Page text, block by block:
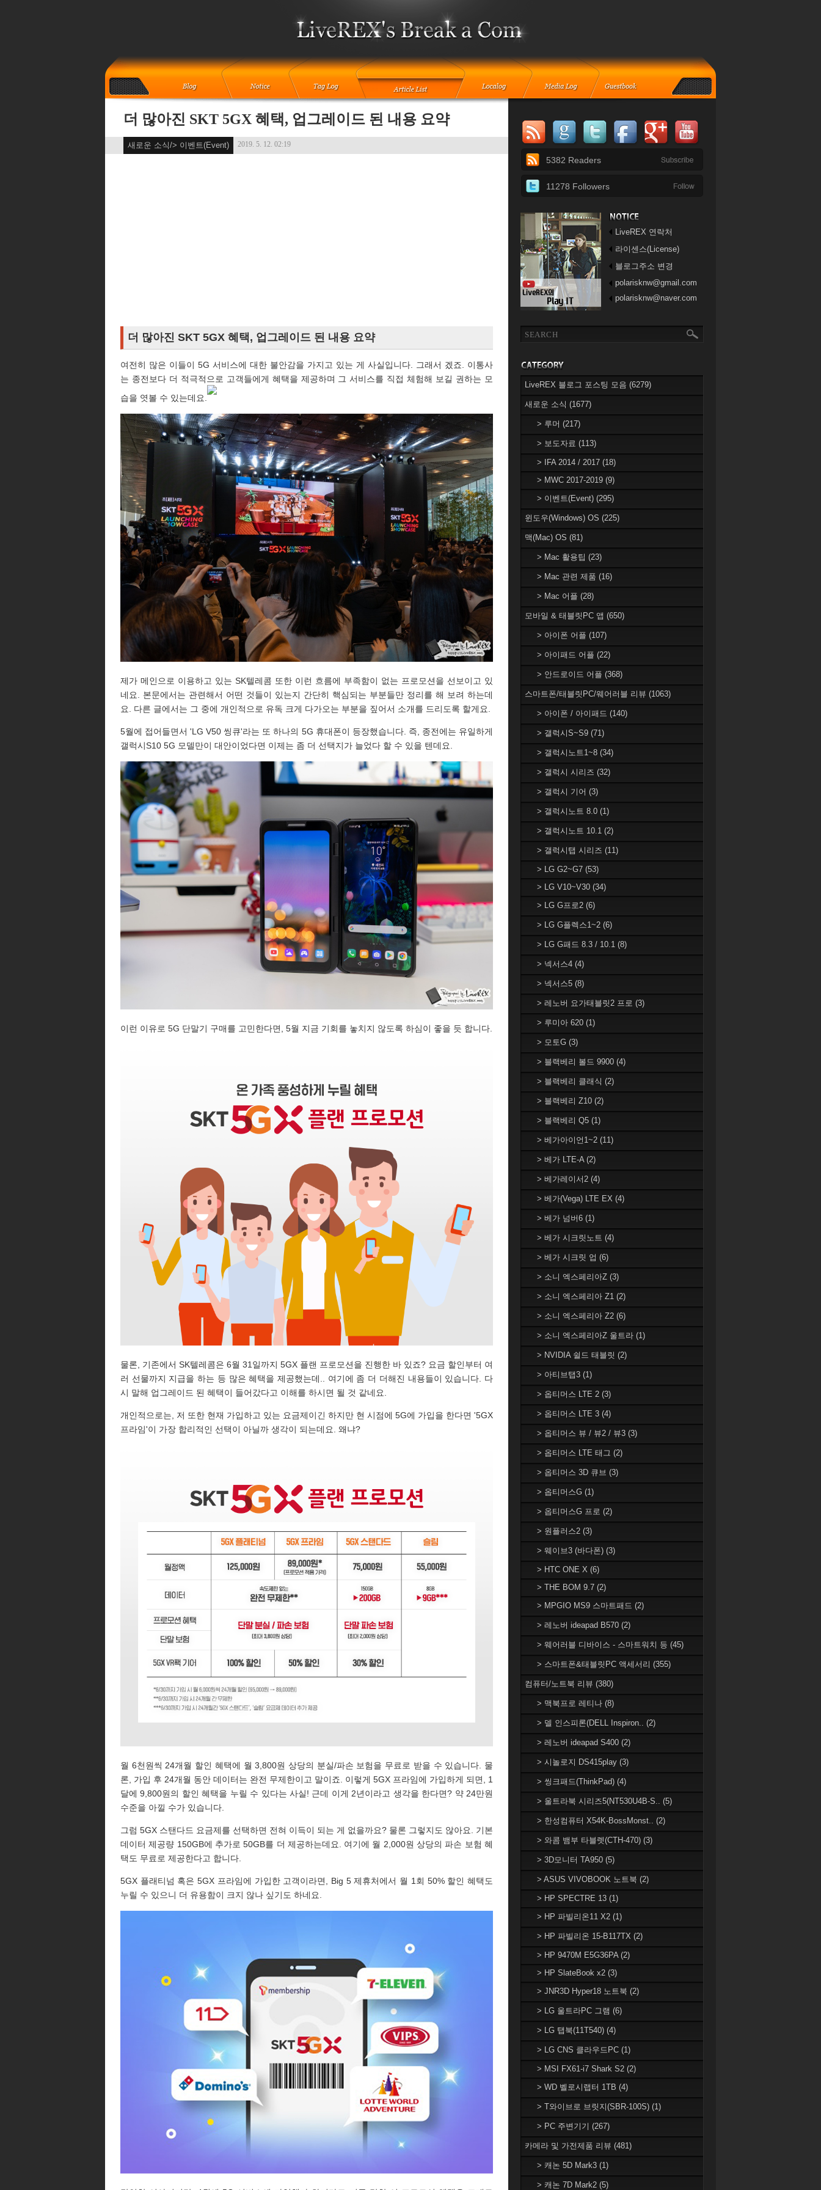
더 많아진 SKT 5GX 혜택, 업그레이드 된 내용 요약
새로운 소식/> 이벤트(Event) 2019. 5. 12. 02:19
더 많아진 SKT 5GX 혜택, 업그레이드 된 내용 요약
여전히 많은 이들이 5G 서비스에 대한 불안감을 가지고 있는 게 사실입니다. 그래서 겠죠. 이통사
는 종전보다 더 적극적으로 고객들에게 혜택을 제공하며 그 서비스를 직접 체험해 보길 권하는 모
습을 엿볼 수 있는데요.
제가 메인으로 이용하고 있는 SK텔레콤 또한 이런 흐름에 부족함이 없는 프로모션을 선보이고 있
네요. 본문에서는 관련해서 어떤 것들이 있는지 간단히 핵심되는 부분들만 정리를 해 보려 하는데
요. 다른 글에서는 그 중에 개인적으로 유독 크게 다가오는 부분을 짚어서 소개를 드리도록 할게요.
5월에 접어들면서 'LG V50 씽큐'라는 또 하나의 5G 휴대폰이 등장했습니다. 즉, 종전에는 유일하게
갤럭시S10 5G 모델만이 대안이었다면 이제는 좀 더 선택지가 늘었다 할 수 있을 텐데요.
이런 이유로 5G 단말기 구매를 고민한다면, 5월 지금 기회를 놓치지 않도록 하심이 좋을 듯 합니다.
물론, 기존에서 SK텔레콤은 6월 31일까지 5GX 플랜 프로모션을 진행한 바 있죠? 요금 할인부터 여
러 선물까지 지급을 하는 등 많은 혜택을 제공했는데.. 여기에 좀 더 더해진 내용들이 있습니다. 다
시 말해 업그레이드 된 혜택이 들어갔다고 이해를 하시면 될 것 같네요.
개인적으로는, 저 또한 현재 가입하고 있는 요금제이긴 하지만 현 시점에 5G에 가입을 한다면 '5GX
프라임'이 가장 합리적인 선택이 아닐까 생각이 되는데요. 왜냐?
월 6천원씩 24개월 할인 혜택에 월 3,800원 상당의 분실/파손 보험을 무료로 받을 수 있습니다. 물
론, 가입 후 24개월 동안 데이터는 완전 무제한이고 말이죠. 이렇게 5GX 프라임에 가입하게 되면, 1
달에 9,800원의 할인 혜택을 누릴 수 있다는 사실! 근데 이게 2년이라고 생각을 한다면? 약 24만원
수준을 아낄 수가 있습니다.
그럼 5GX 스탠다드 요금제를 선택하면 전혀 이득이 되는 게 없을까요? 물론 그렇지도 않아요. 기본
데이터 제공량 150GB에 추가로 50GB를 더 제공하는데요. 여기에 월 2,000원 상당의 파손 보험 혜
택도 무료로 제공한다고 합니다.
5GX 플래티넘 혹은 5GX 프라임에 가입한 고객이라면, Big 5 제휴처에서 월 1회 50% 할인 혜택도
누릴 수 있으니 더 유용함이 크지 않나 싶기도 하네요.
5382 Readers
11278 Followers
LiveREX 연락처
라이센스(License)
블로그주소 변경
polarisknw@gmail.com
polarisknw@naver.com
LiveREX 블로그 포스팅 모음 (6279)
새로운 소식 (1677)
> 루머 (217)
> 보도자료 (113)
> IFA 2014 / 2017 (18)
> MWC 2017-2019 (9)
> 이벤트(Event) (295)
윈도우(Windows) OS (225)
맥(Mac) OS (81)
> Mac 활용팁 (23)
> Mac 관련 제품 (16)
> Mac 어플 (28)
모바일 & 태블릿PC 앱 (650)
> 아이폰 어플 (107)
> 아이패드 어플 (22)
> 안드로이드 어플 (368)
스마트폰/태블릿PC/웨어러블 리뷰 (1063)
> 아이폰 / 아이패드 (140)
> 갤럭시S~S9 (71)
> 갤럭시노트1~8 (34)
> 갤럭시 시리즈 (32)
> 갤럭시 기어 (3)
> 갤럭시노트 8.0 (1)
> 갤럭시노트 10.1 (2)
> 갤럭시탭 시리즈 (11)
> LG G2~G7 (53)
> LG V10~V30 (34)
> LG G프로2 (6)
> LG G플렉스1~2 (6)
> LG G패드 8.3 / 10.1 (8)
> 넥서스4 (4)
> 넥서스5 (8)
> 레노버 요가태블릿2 프로 (3)
> 루미아 620 (1)
> 모토G (3)
> 블랙베리 볼드 9900 (4)
> 블랙베리 클래식 (2)
> 블랙베리 Z10 (2)
> 블랙베리 Q5 (1)
> 베가아이언1~2 (11)
> 베가 LTE-A (2)
> 베가레이서2 (4)
> 베가(Vega) LTE EX (4)
> 베가 넘버6 (1)
> 베가 시크릿노트 (4)
> 베가 시크릿 업 (6)
> 소니 엑스페리아Z (3)
> 소니 엑스페리아 Z1 (2)
> 소니 엑스페리아 Z2 (6)
> 소니 엑스페리아Z 울트라 (1)
> NVIDIA 쉴드 태블릿 (2)
> 아티브탭3 (1)
> 옵티머스 LTE 2 (3)
> 옵티머스 LTE 3 (4)
> 옵티머스 뷰 / 뷰2 / 뷰3 (3)
> 옵티머스 LTE 태그 (2)
> 옵티머스 3D 큐브 (3)
> 옵티머스G (1)
> 옵티머스G 프로 (2)
> 원플러스2 (3)
> 웨이브3 (바다폰) (3)
> HTC ONE X (6)
> THE BOM 9.7 (2)
> MPGIO MS9 스마트패드 (2)
> 레노버 ideapad B570 (2)
> 웨어러블 디바이스 - 스마트워치 등 (45)
> 스마트폰&태블릿PC 액세서리 (355)
컴퓨터/노트북 리뷰 (380)
> 맥북프로 레티나 (8)
> 델 인스피론(DELL Inspiron.. (2)
> 레노버 ideapad S400 (2)
> 시놀로지 DS415play (3)
> 씽크패드(ThinkPad) (4)
> 울트라북 시리즈5(NT530U4B-S.. (5)
> 한성컴퓨터 X54K-BossMonst.. (2)
> 와콤 뱀부 타블렛(CTH-470) (3)
> 3D모니터 TA950 (5)
> ASUS VIVOBOOK 노트북 (2)
> HP SPECTRE 13 (1)
> HP 파빌리온11 X2 (1)
> HP 파빌리온 15-B117TX (2)
> HP 9470M E5G36PA (2)
> HP SlateBook x2 (3)
> JNR3D Hyper18 노트북 (2)
> LG 울트라PC 그램 (6)
> LG 탭북(11T540) (4)
> LG CNS 클라우드PC (1)
> MSI FX61-i7 Shark S2 (2)
> WD 벨로시랩터 1TB (4)
> T와이브로 브릿지(SBR-100S) (1)
> PC 주변기기 (267)
카메라 및 가전제품 리뷰 (481)
> 캐논 5D Mark3 (1)
> 캐논 7D Mark2 (5)